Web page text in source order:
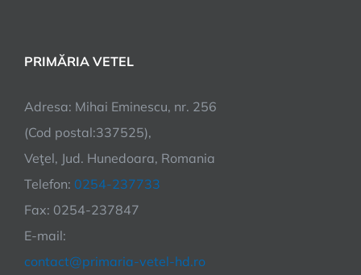
PRIMĂRIA VETEL
Adresa: Mihai Eminescu, nr. 256
(Cod postal:337525),
Veţel, Jud. Hunedoara, Romania
Telefon: 0254-237733
Fax: 0254-237847
E-mail:
contact@primaria-vetel-hd.ro